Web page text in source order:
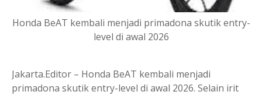
Honda BeAT kembali menjadi primadona skutik entry-
level di awal 2026
Jakarta.Editor – Honda BeAT kembali menjadi
primadona skutik entry-level di awal 2026. Selain irit